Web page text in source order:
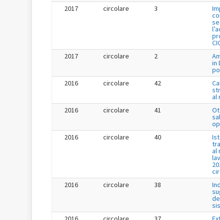
2017
circolare 3
2017
circolare 2
in
2016
circolare 42
al
2016
circolare 41
2016
circolare 40
al
2016
circolare 38